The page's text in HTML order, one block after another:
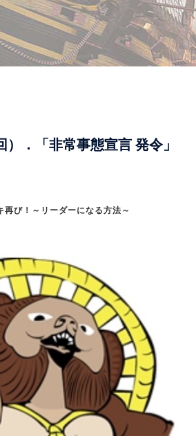
．「非常事態宣言 発令」
び！～リーダーになる方法～